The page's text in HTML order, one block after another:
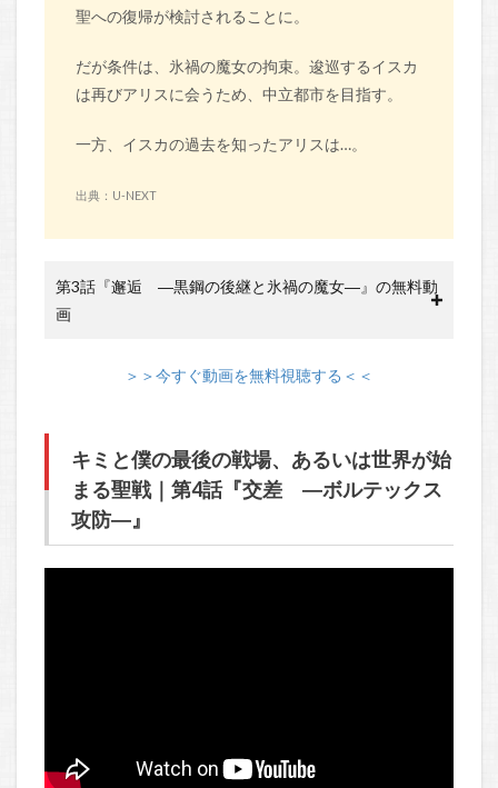
聖への復帰が検討されることに。
だが条件は、氷禍の魔女の拘束。逡巡するイスカ
は再びアリスに会うため、中立都市を目指す。
一方、イスカの過去を知ったアリスは…。
出典：U-NEXT
第3話『邂逅 ―黒鋼の後継と氷禍の魔女―』の無料動
画
＞＞今すぐ動画を無料視聴する＜＜
キミと僕の最後の戦場、あるいは世界が始
まる聖戦｜第4話『交差 ―ボルテックス
攻防―』